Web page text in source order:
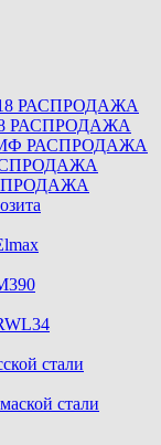
РАСПРОДАЖА
РАСПРОДАЖА
РАСПРОДАЖА
стали
стали